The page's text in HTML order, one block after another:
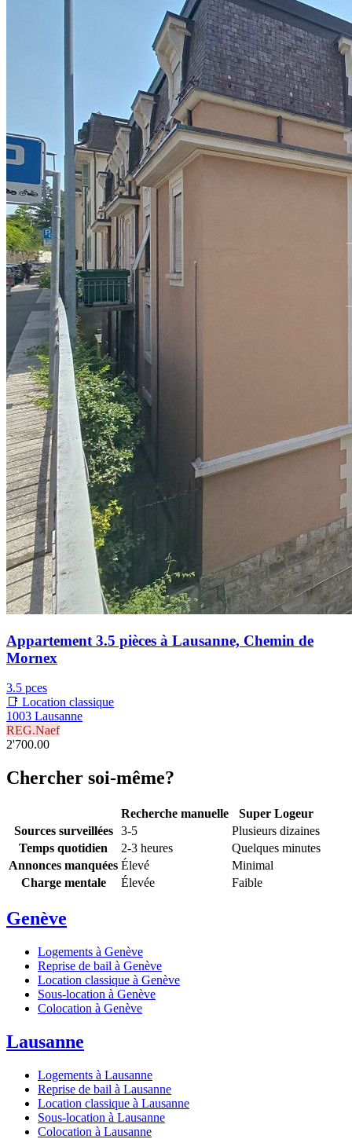
Appartement 3.5 pièces à Lausanne, Chemin de
Mornex
3.5 pces
📑 Location classique
1003 Lausanne
REG.Naef
2'700.00
Chercher soi-même?
Recherche manuelle
Super Logeur
Sources surveillées
3-5
Plusieurs dizaines
Temps quotidien
2-3 heures
Quelques minutes
Annonces manquées Élevé
Minimal
Charge mentale
Élevée Faible
Genève
Logements à Genève
Reprise de bail à Genève
Location classique à Genève
Sous-location à Genève
Colocation à Genève
Lausanne
Logements à Lausanne
Reprise de bail à Lausanne
Location classique à Lausanne
Sous-location à Lausanne
Colocation à Lausanne